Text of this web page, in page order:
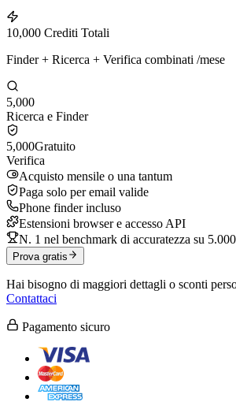
10,000 Crediti Totali
Finder + Ricerca + Verifica combinati /mese
5,000
Ricerca e Finder
5,000Gratuito
Verifica
Acquisto mensile o una tantum
Paga solo per email valide
Phone finder incluso
Estensioni browser e accesso API
N. 1 nel benchmark di accuratezza su
Prova gratis
Hai bisogno di maggiori dettagli o sconti
Contattaci
Pagamento sicuro